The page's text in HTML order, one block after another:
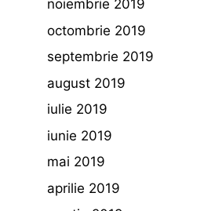
noiembrie 2019
octombrie 2019
septembrie 2019
august 2019
iulie 2019
iunie 2019
mai 2019
aprilie 2019